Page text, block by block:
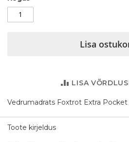
Lisa
LISA
Vedrumadrats Foxtrot Extra
Toote kirjeldus